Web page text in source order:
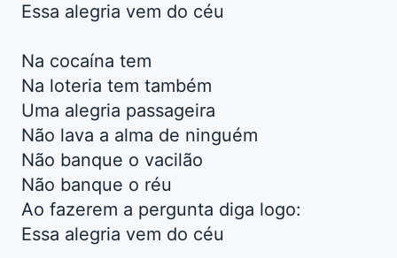
Essa alegria vem do céu
Na cocaína tem
Na loteria tem também
Uma alegria passageira
Não lava a alma de ninguém
Não banque o vacilão
Não banque o réu
Ao fazerem a pergunta diga logo:
Essa alegria vem do céu